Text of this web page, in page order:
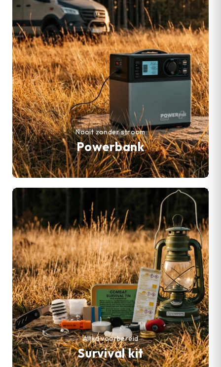
Powerbank
Nooit zonder stroom
Survival kit
Altijd voorbereid